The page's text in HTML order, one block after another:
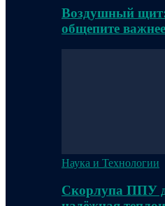
Воздушный
общепите
Наука и Технологии
Скорлупа ППУ